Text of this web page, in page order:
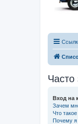
Вход на
Зачем
Что
Почему я